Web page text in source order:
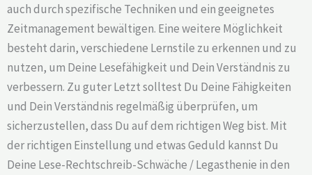
auch durch spezifische Techniken und ein geeignetes
Zeitmanagement bewältigen. Eine weitere Möglichkeit
besteht darin, verschiedene Lernstile zu erkennen und zu
nutzen, um Deine Lesefähigkeit und Dein Verständnis zu
verbessern. Zu guter Letzt solltest Du Deine Fähigkeiten
und Dein Verständnis regelmäßig überprüfen, um
sicherzustellen, dass Du auf dem richtigen Weg bist. Mit
der richtigen Einstellung und etwas Geduld kannst Du
Deine Lese-Rechtschreib-Schwäche / Legasthenie in den